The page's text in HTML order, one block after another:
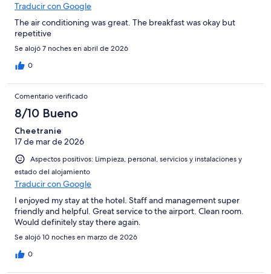
Traducir con Google
The air conditioning was great. The breakfast was okay but
repetitive
Se alojó 7 noches en abril de 2026
0
Comentario verificado
8/10 Bueno
Cheetranie
17 de mar de 2026
Aspectos positivos: Limpieza, personal, servicios y instalaciones y
estado del alojamiento
Traducir con Google
I enjoyed my stay at the hotel. Staff and management super
friendly and helpful. Great service to the airport. Clean room.
Would definitely stay there again.
Se alojó 10 noches en marzo de 2026
0